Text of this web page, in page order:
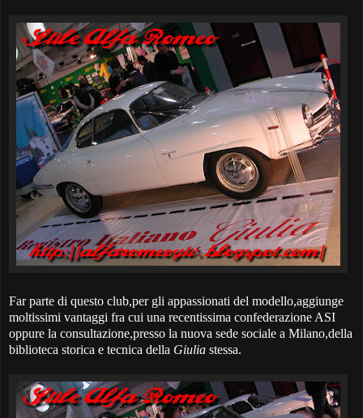
Far parte di questo club,per gli appassionati del modello,aggiunge
moltissimi vantaggi fra cui una recentissima confederazione ASI
oppure la consultazione,presso la nuova sede sociale a Milano,della
biblioteca storica e tecnica della Giulia stessa.